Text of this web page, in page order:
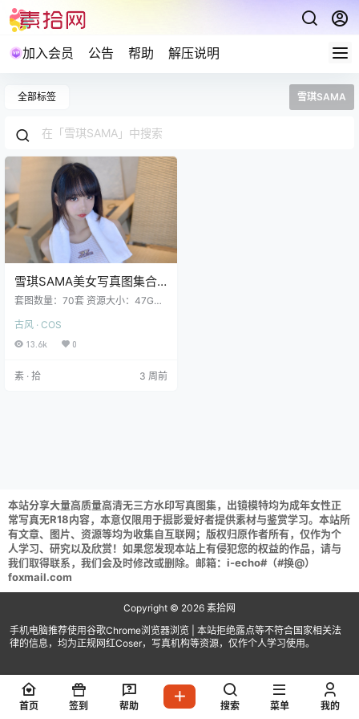
加入会员 公告 帮助 解压说明
全部标签 雪琪SAMA
雪琪SAMA美女写真图集合
集下载70套 47GB
套图数量：70套 资源大小：47GB
仆 [55P1V 1.16GB] 完整版目录 雪琪
SAMA NO.069 刻晴 [50P1V 3.27G
Vol.42.制服姐姐 [71P1V 3.84GB]
古风 · COS
13.6k 0
素 · 拾 3 周前
本站分享大量高质量高清无三方水印写真图集，出镜模特均为成年女性正
常写真无R18内容，本意仅限用于摄影爱好者提供素材与鉴赏学习。本站所
有文章、图片、资源等均为收集自互联网；版权归原作者所有，仅作为个
人学习、研究以及欣赏！如果您发现本站上有侵犯您的权益的作品，请与
我们取得联系，我们会及时修改或删除。邮箱：i-echo#（#换@）
foxmail.com
Copyright © 2026 素拾网
手机电脑推荐使用谷歌Chrome浏览器浏览 | 本站拒绝露点等不符合国家相关法
律的信息，均为正规网红Coser，写真机构等资源，仅作个人学习使用。
首页 签到 帮助 搜索 菜单 我的